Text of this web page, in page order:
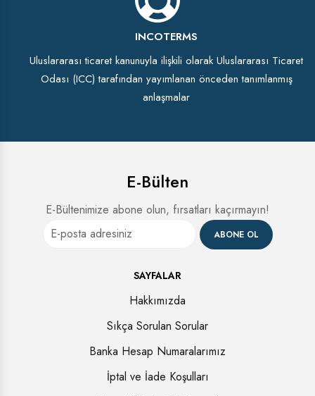
INCOTERMS
Uluslararası ticaret kanunuyla ilişkili olarak Uluslararası Ticaret
Odası (ICC) tarafından yayımlanan önceden tanımlanmış
anlaşmalar
E-Bülten
E-Bültenimize abone olun, fırsatları kaçırmayın!
ABONE OL
SAYFALAR
Hakkımızda
Sıkça Sorulan Sorular
Banka Hesap Numaralarımız
İptal ve İade Koşulları